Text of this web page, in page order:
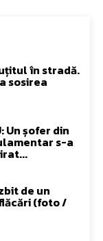
în stradă.
sosirea
Un șofer din
s-a
de un
(foto /